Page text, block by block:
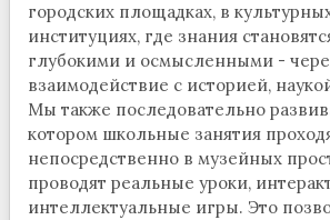
городских площадках, в
институциях, где знания
глубокими и осмысленными -
взаимодействие с историей,
Мы также последовательно
котором школьные занятия
непосредственно в музейных
проводят реальные уроки,
интеллектуальные игры. Это